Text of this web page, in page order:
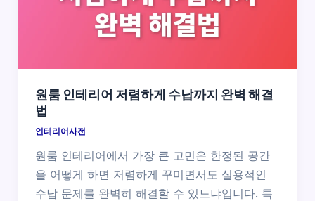
원룸 인테리어 저렴하게 수납까지 완벽 해결
법
인테리어사전
원룸 인테리어에서 가장 큰 고민은 한정된 공간
을 어떻게 하면 저렴하게 꾸미면서도 실용적인
수납 문제를 완벽히 해결할 수 있느냐입니다. 특